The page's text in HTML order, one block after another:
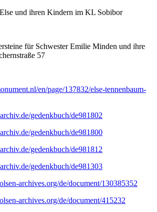
und ihren Kindern im KL Sobibor
für Schwester Emilie Minden und ihre
57
en/page/137832/else-tennenbaum-
gedenkbuch/de981802
gedenkbuch/de981800
gedenkbuch/de981812
gedenkbuch/de981303
archives.org/de/document/130385352
archives.org/de/document/415232